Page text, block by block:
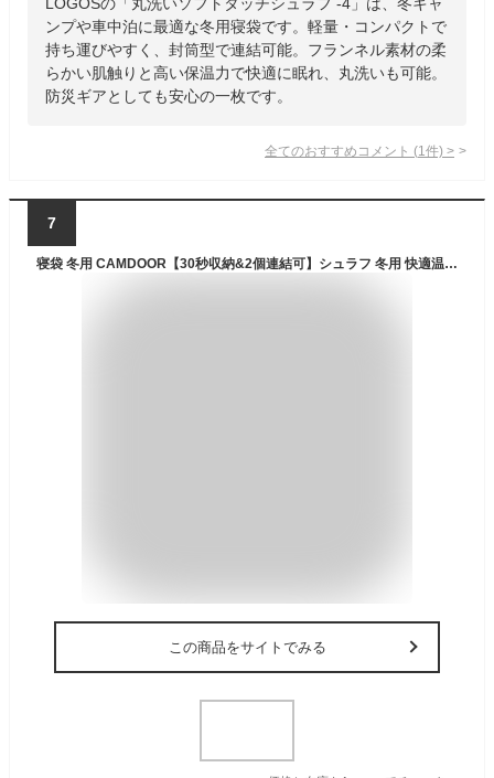
ンプや車中泊に最適な冬用寝袋です。軽量・コンパクトで
持ち運びやすく、封筒型で連結可能。フランネル素材の柔
らかい肌触りと高い保温力で快適に眠れ、丸洗いも可能。
防災ギアとしても安心の一枚です。
全てのおすすめコメント (1 件) >
7
寝袋 冬用 CAMDOOR【30秒収納&2個連結可】シュラフ 冬用 快適温度-15℃~20℃ 6in1多機能 230T防水 1.8kg 2.2kg 寝袋 オールシーズン コンパクト 収納パック付き 温たま 丈調節可能 丸洗い 防災用 避難用 車中泊 登山 アウトドア キャンプ用 来客用 ドライブ旅行 室内 洗濯可能
この商品をサイトでみる